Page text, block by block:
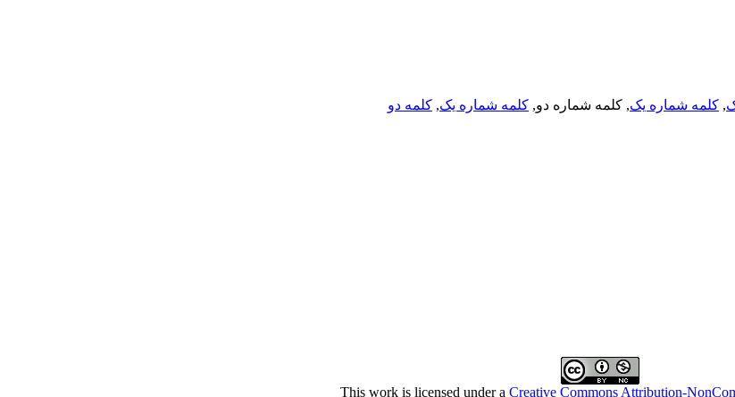
, کلمه شماره یک, کلمه شماره دو, کلمه شماره یک, کلمه دو
This work is licensed under a Creative Commons Attribution-